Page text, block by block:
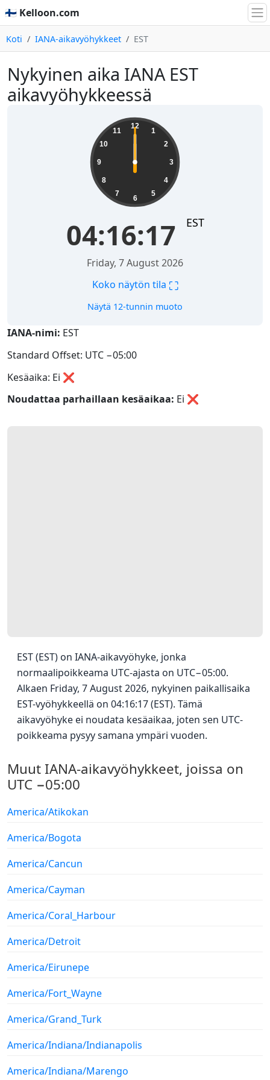
🇫🇮 Kelloon.com
Koti IANA-aikavyöhykkeet EST
Nykyinen aika IANA EST
aikavyöhykkeessä
12
1
2
3
4
5
6
7
8
9
10
11
04:16:17 EST
Friday, 7 August 2026
Koko näytön tila ⛶
Näytä 12-tunnin muoto
IANA-nimi: EST
Standard Offset: UTC −05:00
Kesäaika: Ei ❌
Noudattaa parhaillaan kesäaikaa: Ei ❌
EST (EST) on IANA-aikavyöhyke, jonka
normaalipoikkeama UTC-ajasta on UTC−05:00.
Alkaen Friday, 7 August 2026, nykyinen paikallisaika
EST-vyöhykkeellä on 04:16:17 (EST). Tämä
aikavyöhyke ei noudata kesäaikaa, joten sen UTC-
poikkeama pysyy samana ympäri vuoden.
Muut IANA-aikavyöhykkeet, joissa on
UTC −05:00
America/Atikokan
America/Bogota
America/Cancun
America/Cayman
America/Coral_Harbour
America/Detroit
America/Eirunepe
America/Fort_Wayne
America/Grand_Turk
America/Indiana/Indianapolis
America/Indiana/Marengo